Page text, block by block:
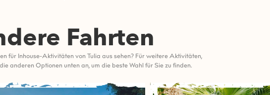
Fahrten
für Inhouse-Aktivitäten von Tulia aus sehen? Für weitere Aktivitäten,
anderen Optionen unten an, um die beste Wahl für Sie zu finden.